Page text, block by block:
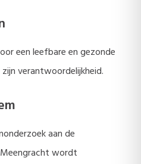
een leefbare en gezonde
verantwoordelijkheid.
aan de
wordt